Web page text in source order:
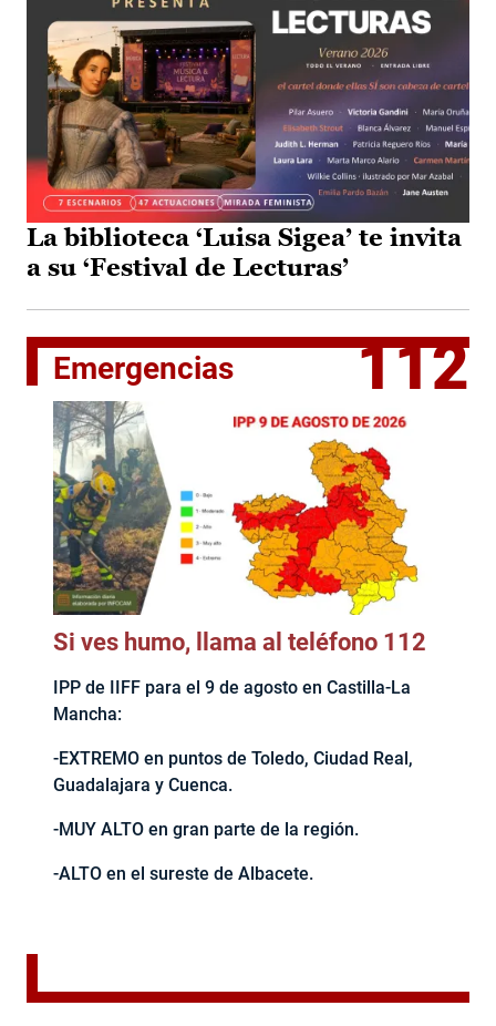
La biblioteca ‘Luisa Sigea’ te invita
a su ‘Festival de Lecturas’
Emergencias 112
Si ves humo, llama al teléfono 112
IPP de IIFF para el 9 de agosto en Castilla-La
Mancha:
-EXTREMO en puntos de Toledo, Ciudad Real,
Guadalajara y Cuenca.
-MUY ALTO en gran parte de la región.
-ALTO en el sureste de Albacete.